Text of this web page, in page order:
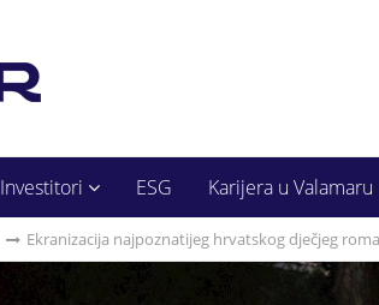
Investitori ESG Karijera u Valamaru
Ekranizacija najpoznatijeg hrvatskog dječjeg